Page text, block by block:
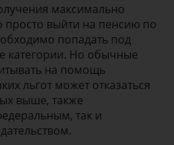
максимально
просто выйти на пенсию по
попадать под
категории. Но обычные
на помощь
льгот может отказаться
выше, также
так и